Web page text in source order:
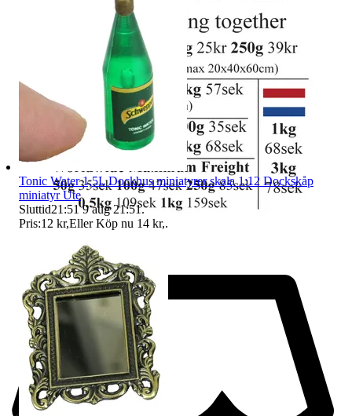
Tonic Water 1,5L Dockhus miniatyrer skala 1:12 Dockskåp
miniatyr Ute
Sluttid21:51 9 aug 21:51.
Pris:12 kr,Eller Köp nu 14 kr,.